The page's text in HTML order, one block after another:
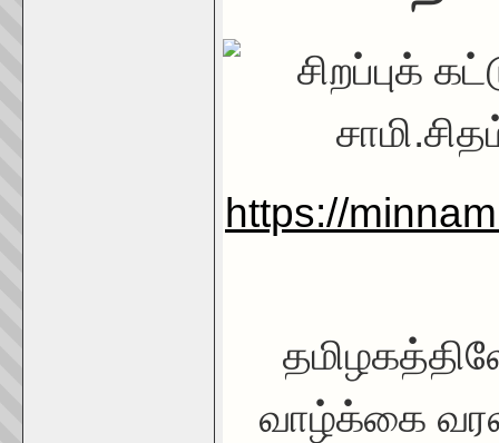
https://
வாழ்க்கை